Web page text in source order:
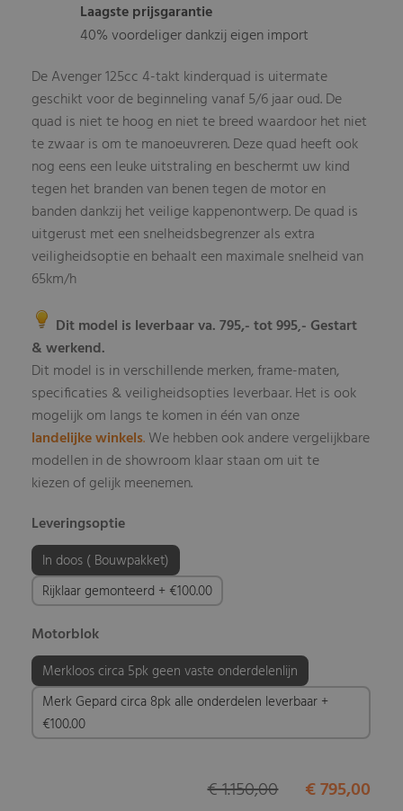
Laagste prijsgarantie
40% voordeliger dankzij eigen import
De Avenger 125cc 4-takt kinderquad is uitermate
geschikt voor de beginneling vanaf 5/6 jaar oud. De
quad is niet te hoog en niet te breed waardoor het niet
te zwaar is om te manoeuvreren. Deze quad heeft ook
nog eens een leuke uitstraling en beschermt uw kind
tegen het branden van benen tegen de motor en
banden dankzij het veilige kappenontwerp. De quad is
uitgerust met een snelheidsbegrenzer als extra
veiligheidsoptie en behaalt een maximale snelheid van
65km/h
Dit model is leverbaar va. 795,- tot 995,- Gestart
& werkend.
Dit model is in verschillende merken, frame-maten,
specificaties & veiligheidsopties leverbaar. Het is ook
mogelijk om langs te komen in één van onze
landelijke winkels.We hebben ook andere vergelijkbare
modellen in de showroom klaar staan om uit te
kiezen of gelijk meenemen.
Leveringsoptie
In doos ( Bouwpakket)
Rijklaar gemonteerd + €100.00
Motorblok
Merkloos circa 5pk geen vaste onderdelenlijn
Merk Gepard circa 8pk alle onderdelen leverbaar +
€100.00
€ 795,00
€ 1.150,00